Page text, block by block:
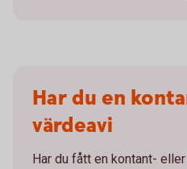
Har du en
värdeavi
Har du fått en kontant-